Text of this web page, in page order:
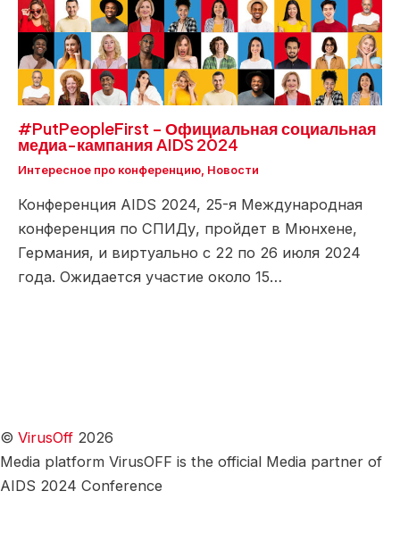
#PutPeopleFirst – Официальная социальная
медиа-кампания AIDS 2024
Интересное про конференцию Новости
Конференция AIDS 2024, 25-я Международная
конференция по СПИДу, пройдет в Мюнхене,
Германия, и виртуально с 22 по 26 июля 2024
года. Ожидается участие около 15…
© VirusOff 2026
Media platform VirusOFF is the official Media partner of
AIDS 2024 Conference